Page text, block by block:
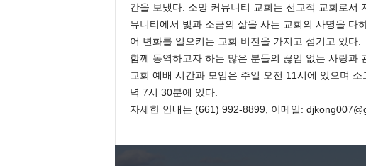
간을 보냈다. 소망 커뮤니티 교회는 선교적 교회로서
뮤니티에서 빛과 소금의 삶을 사는 교회의 사명을 다
어 변화를 일으키는 교회 비전을 가지고 섬기고 있다.
함께 동역하고자 하는 많은 분들의 끊임 없는 사랑과
교회 예배 시간과 모임은 주일 오전 11시에 있으며
녁 7시 30분에 있다.
자세한 안내는 (661) 992-8899, 이메일: